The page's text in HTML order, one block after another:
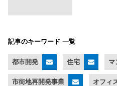
記事のキーワード 一覧
都市開発 住宅 マ
市街地再開発事業 オフィ